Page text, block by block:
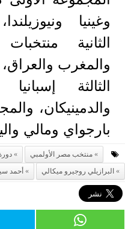
وغينيا
الثانية
والمغرب
الثالثة
والدمينيكان،
بارجواي ومالي
منتخب مصر الأولمبي دورة
البرازيلي روجيرو ميكالي
أحمد